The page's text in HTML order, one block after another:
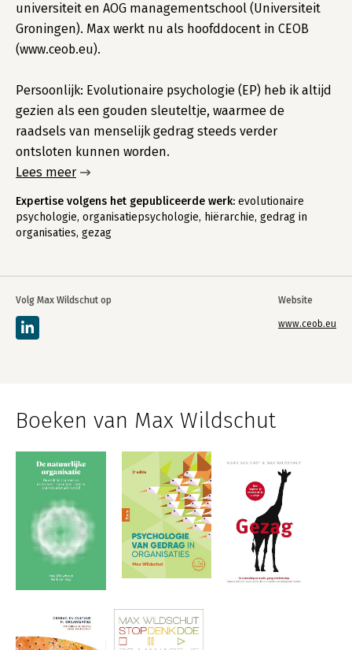
Volg Max Wildschut op Website
www.ceob.eu
universiteit en AOG managementschool (Universiteit
Groningen). Max werkt nu als hoofddocent in CEOB
(www.ceob.eu).
Persoonlijk: Evolutionaire psychologie (EP) heb ik altijd
gezien als een gouden sleuteltje, waarmee de
raadsels van menselijk gedrag steeds verder
ontsloten kunnen worden.
Lees meer
Expertise volgens het gepubliceerde werk: evolutionaire
psychologie, organisatiepsychologie, hiërarchie, gedrag in
organisaties, gezag
Boeken van Max Wildschut